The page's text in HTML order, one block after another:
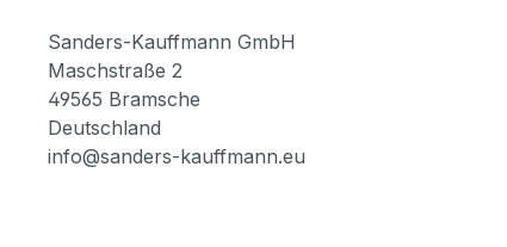
Sanders-Kauffmann GmbH
Maschstraße 2
49565 Bramsche
Deutschland
info@sanders-kauffmann.eu